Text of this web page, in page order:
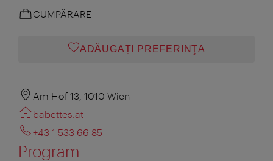
CUMPĂRARE
ADĂUGAȚI PREFERINŢA
Am Hof 13, 1010 Wien
babettes.at
+43 1 533 66 85
Program